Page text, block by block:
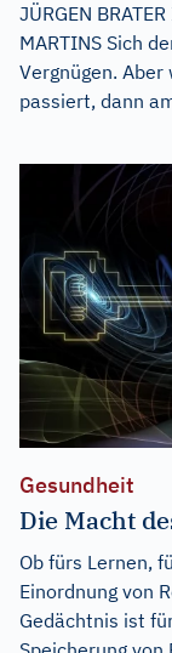
JÜRGEN
MARTINS Sich
Vergnügen.
passiert, dann
Gesundheit
Die Macht
Ob fürs Lernen,
Einordnung von
Gedächtnis ist